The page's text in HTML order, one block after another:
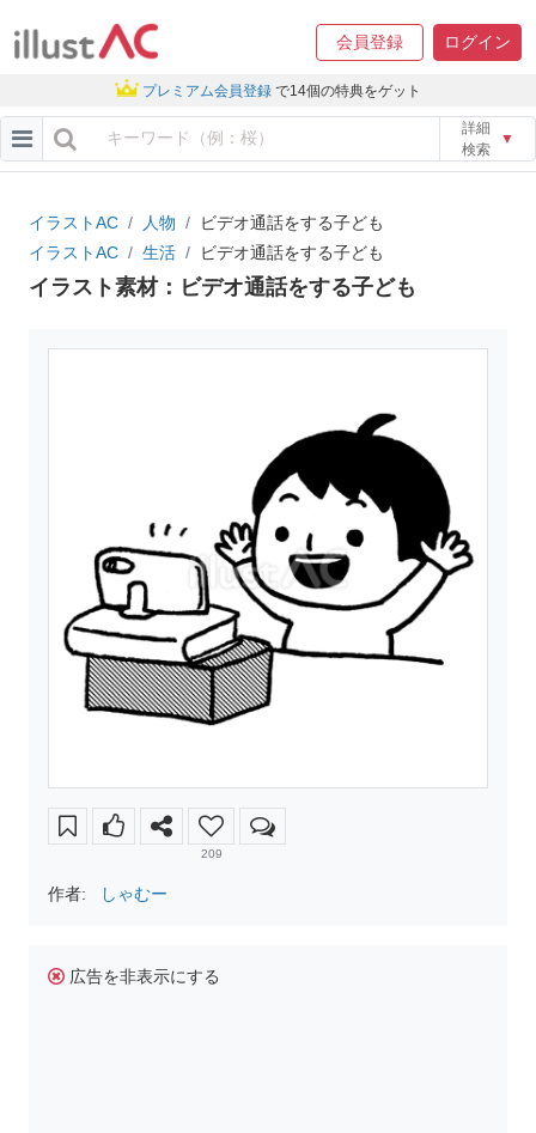
会員登録 ログイン
プレミアム会員登録 で14個の特典をゲット
詳細
検索
▼
イラストAC 人物
ビデオ通話をする子ども
イラストAC
生活 ビデオ通話をする子ども
イラスト素材：ビデオ通話をする子ども
209
作者: しゃむー
広告を非表示にする